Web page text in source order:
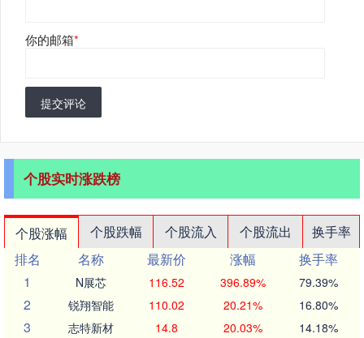
你的邮箱*
提交评论
个股实时涨跌榜
个股涨幅 个股跌幅 个股流入 个股流出
换手率
排名
名称 最新价 涨幅
换手率
1
N展芯 116.52 396.89% 79.39%
2 锐翔智能 110.02 20.21% 16.80%
3 志特新材 14.8 20.03% 14.18%